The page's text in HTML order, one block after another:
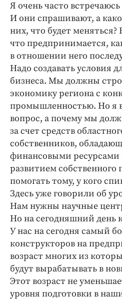
Я очень часто
И они спрашивают, а
них, что будет меняться?
что предпринимается,
в отношении него
Надо создавать условия
бизнеса. Мы должны
экономику региона с
промышленностью. Но я
вопрос, а почему мы
за счет средств
собственников,
финансовыми ресурсами
развитием собственного
помогать тому, у кого
Здесь уже говорили об
Нам нужны научные
Но на сегодняшний день
У нас на сегодня самый
конструкторов на
возраст многих из
будут вырабатывать в
Этот возраст не
уровня подготовки в